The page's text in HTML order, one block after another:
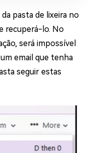
pasta de lixeira no
recuperá-lo. No
será impossível
email que tenha
seguir estas